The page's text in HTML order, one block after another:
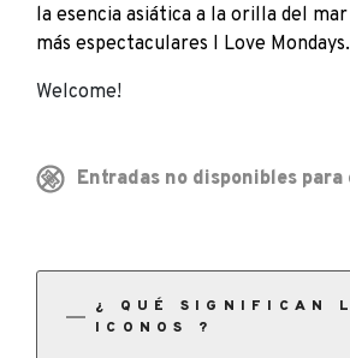
la esencia asiática a la orilla del
más espectaculares I Love Mondays.
Welcome!
Entradas no disponibles para
¿ QUÉ SIGNIFICAN
ICONOS ?